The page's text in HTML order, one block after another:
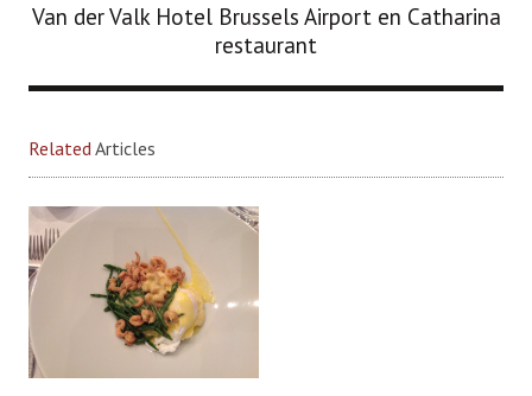
Van der Valk Hotel Brussels Airport en Catharina
restaurant
Related Articles